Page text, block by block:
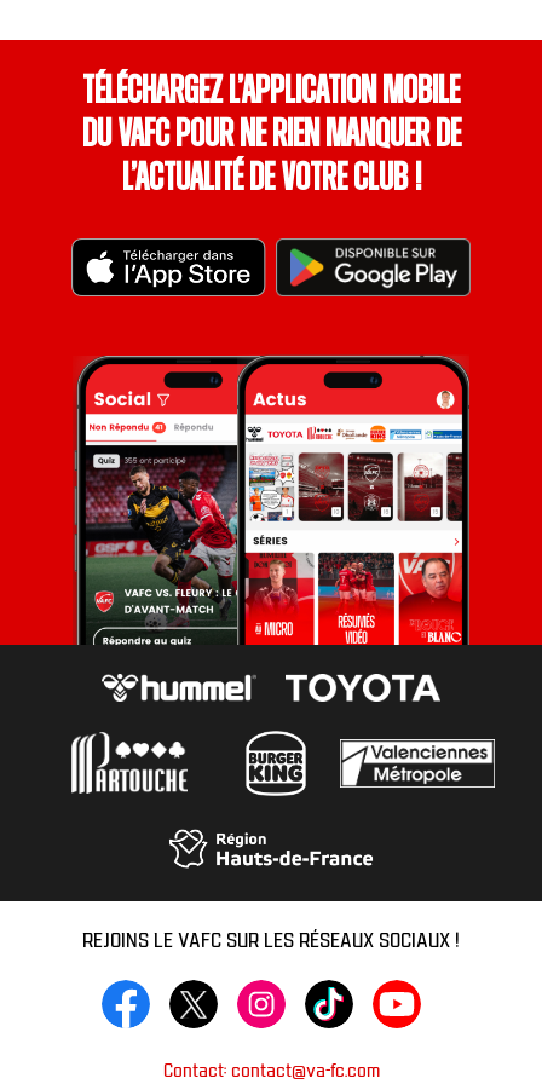
Téléchargez l’application mobile
du VAFC pour ne rien manquer de
l’actualité de votre club !
REJOINS LE VAFC SUR LES RÉSEAUX SOCIAUX !
Contact: contact@va-fc.com